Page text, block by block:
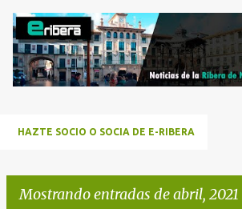
Ir al contenido principal
HAZTE SOCIO O SOCIA DE E-RIBERA
Mostrando entradas de abril, 2021